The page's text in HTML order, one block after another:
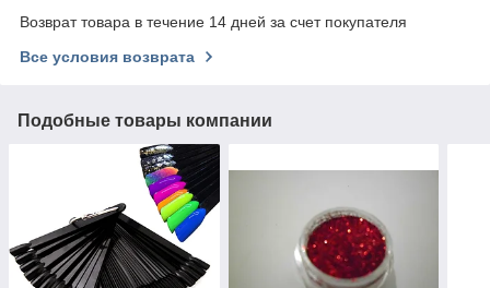
Возврат товара в течение 14 дней за счет покупателя
Все условия возврата
Подобные товары компании